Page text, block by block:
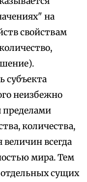
на
свойствам
субъекта
неизбежно
пределами
количества,
всегда
мира. Тем
сущих